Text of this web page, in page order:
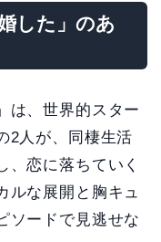
した」のあ
は、世界的スター
2人が、同棲生活
、恋に落ちていく
ルな展開と胸キュ
ソードで見逃せな